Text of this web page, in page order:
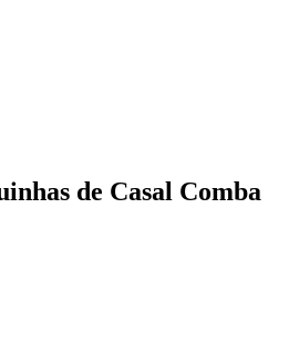
de Casal Comba